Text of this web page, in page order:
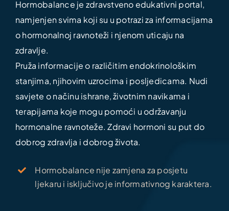
Hormobalance je zdravstveno edukativni portal,
namjenjen svima koji su u potrazi za informacijama
o hormonalnoj ravnoteži i njenom uticaju na
zdravlje.
Pruža informacije o različitim endokrinološkim
stanjima, njihovim uzrocima i posljedicama. Nudi
savjete o načinu ishrane, životnim navikama i
terapijama koje mogu pomoći u održavanju
hormonalne ravnoteže. Zdravi hormoni su put do
dobrog zdravlja i dobrog života.
Hormobalance nije zamjena za posjetu
ljekaru i isključivo je informativnog karaktera.